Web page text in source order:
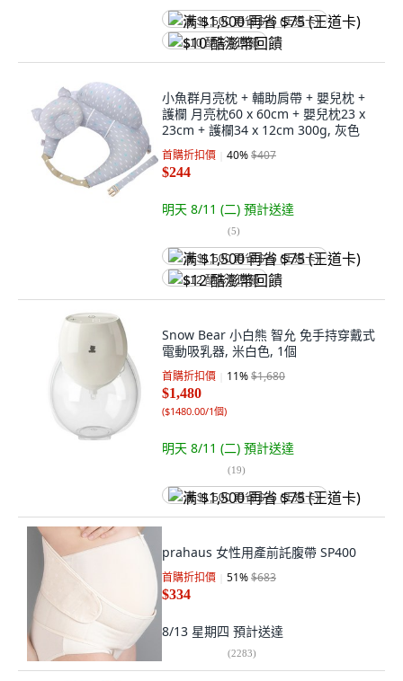
满 $1,500 再省 $75 (王道卡)
$10 酷澎幣回饋
小魚群月亮枕 + 輔助肩帶 + 嬰兒枕 +
護欄 月亮枕60 x 60cm + 嬰兒枕23 x
23cm + 護欄34 x 12cm 300g, 灰色
首購折扣價 40%$407
$244
明天 8/11 (二) 預計送達
(5)
满 $1,500 再省 $75 (王道卡)
$12 酷澎幣回饋
Snow Bear 小白熊 智允 免手持穿戴式
電動吸乳器, 米白色, 1個
首購折扣價 11%$1,680
$1,480
($1480.00/1個)
明天 8/11 (二) 預計送達
(19)
满 $1,500 再省 $75 (王道卡)
prahaus 女性用產前託腹帶 SP400
首購折扣價 51%$683
$334
8/13 星期四 預計送達
(2283)